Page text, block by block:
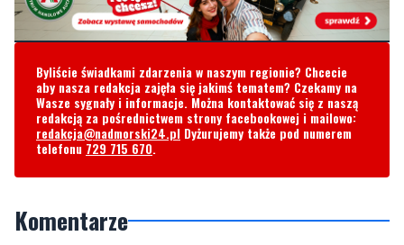
Byliście świadkami zdarzenia w naszym regionie? Chcecie
aby nasza redakcja zajęła się jakimś tematem? Czekamy na
Wasze sygnały i informacje. Można kontaktować się z naszą
redakcją za pośrednictwem strony facebookowej i mailowo:
redakcja@nadmorski24.pl Dyżurujemy także pod numerem
telefonu 729 715 670.
Komentarze